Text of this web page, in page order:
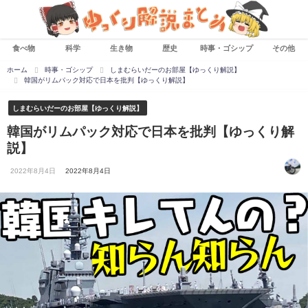
食べ物 科学 生き物 歴史 時事・ゴシップ その他
ホーム 時事・ゴシップ
しまむらいだーのお部屋【ゆっくり解説】
韓国がリムパック対応で日本を批判【ゆっくり解説】
しまむらいだーのお部屋【ゆっくり解説】
韓国がリムパック対応で日本を批判【ゆっくり解
説】
2022年8月4日 2022年8月4日